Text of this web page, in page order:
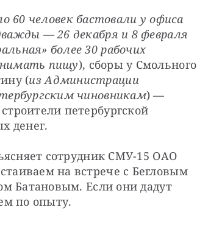
60 человек бастовали у офиса
— 26 декабря и 8 февраля
более 30 рабочих
пищу), сборы у Смольного
(из Администрации
чиновникам) —
петербургской
денег.
сотрудник СМУ-15 ОАО
на встрече с Бегловым
Батановым. Если они дадут
по опыту.